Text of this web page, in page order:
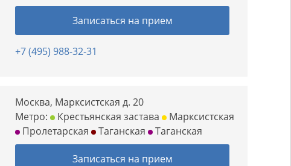
Записаться на прием
+7 (495) 988-32-31
Москва, Марксистская д. 20
Метро:
Крестьянская застава
Марксистская
Пролетарская
Таганская Таганская
Записаться на прием